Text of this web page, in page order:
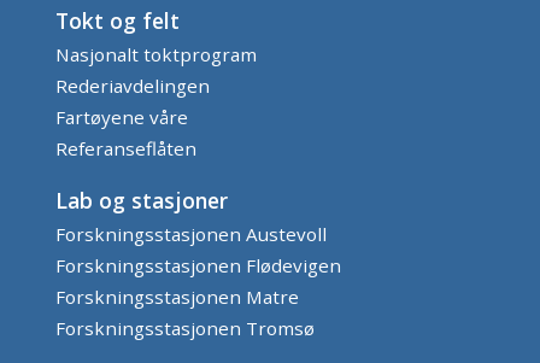
Tokt og felt
Nasjonalt toktprogram
Rederiavdelingen
Fartøyene våre
Referanseflåten
Lab og stasjoner
Forskningsstasjonen Austevoll
Forskningsstasjonen Flødevigen
Forskningsstasjonen Matre
Forskningsstasjonen Tromsø